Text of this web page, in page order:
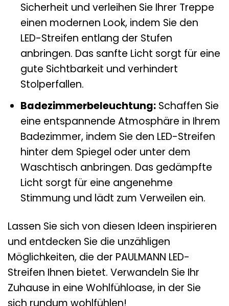
Sicherheit und verleihen Sie Ihrer Treppe
einen modernen Look, indem Sie den
LED-Streifen entlang der Stufen
anbringen. Das sanfte Licht sorgt für eine
gute Sichtbarkeit und verhindert
Stolperfallen.
Badezimmerbeleuchtung:Schaffen Sie
eine entspannende Atmosphäre in Ihrem
Badezimmer, indem Sie den LED-Streifen
hinter dem Spiegel oder unter dem
Waschtisch anbringen. Das gedämpfte
Licht sorgt für eine angenehme
Stimmung und lädt zum Verweilen ein.
Lassen Sie sich von diesen Ideen inspirieren
und entdecken Sie die unzähligen
Möglichkeiten, die der PAULMANN LED-
Streifen Ihnen bietet. Verwandeln Sie Ihr
Zuhause in eine Wohlfühloase, in der Sie
sich rundum wohlfühlen!